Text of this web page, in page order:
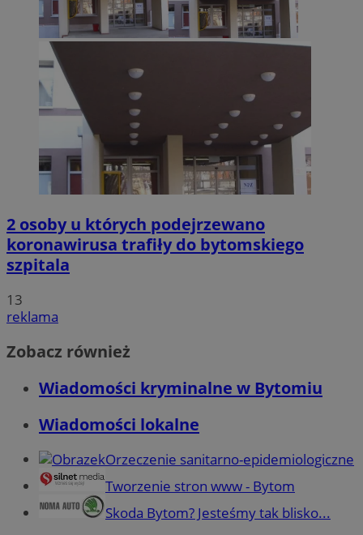
2 osoby u których podejrzewano
koronawirusa trafiły do bytomskiego
szpitala
13
reklama
Zobacz również
Wiadomości kryminalne w Bytomiu
Wiadomości lokalne
Orzeczenie sanitarno-epidemiologiczne
Tworzenie stron www - Bytom
Skoda Bytom? Jesteśmy tak blisko...